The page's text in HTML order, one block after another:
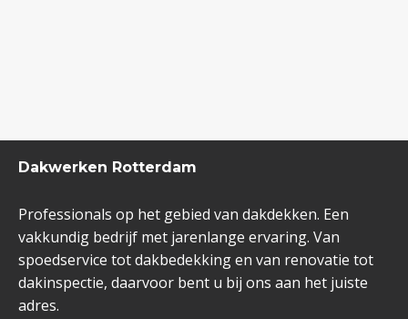
Dakwerken Rotterdam
Professionals op het gebied van dakdekken. Een
vakkundig bedrijf met jarenlange ervaring. Van
spoedservice tot dakbedekking en van renovatie tot
dakinspectie, daarvoor bent u bij ons aan het juiste
adres.